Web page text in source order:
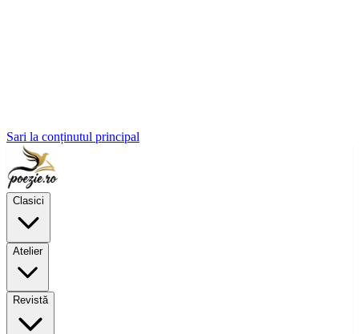
Sari la conținutul principal
Clasici
Atelier
Revistă